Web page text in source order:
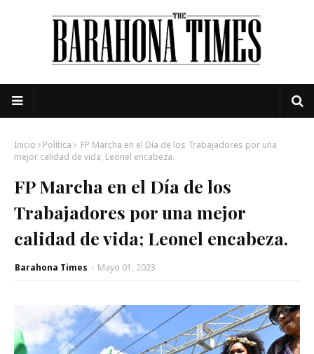
Inicio Política
FP Marcha en el Día de los Trabajadores por una
mejor calidad de vida; Leonel encabeza.
FP Marcha en el Día de los
Trabajadores por una mejor
calidad de vida; Leonel encabeza.
Barahona Times - Mayo 01, 2023